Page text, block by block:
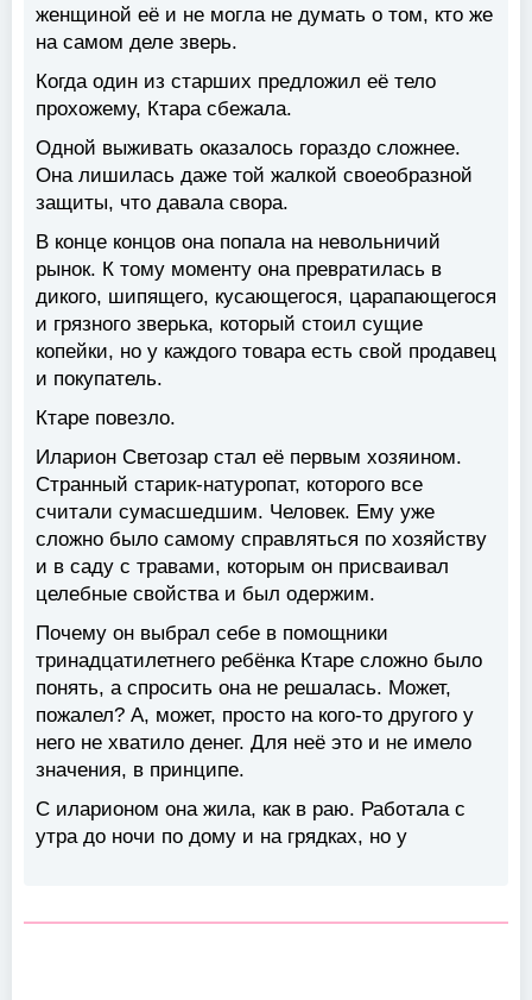
женщиной её и не могла не думать о том, кто же
на самом деле зверь.
Когда один из старших предложил её тело
прохожему, Ктара сбежала.
Одной выживать оказалось гораздо сложнее.
Она лишилась даже той жалкой своеобразной
защиты, что давала свора.
В конце концов она попала на невольничий
рынок. К тому моменту она превратилась в
дикого, шипящего, кусающегося, царапающегося
и грязного зверька, который стоил сущие
копейки, но у каждого товара есть свой продавец
и покупатель.
Ктаре повезло.
Иларион Светозар стал её первым хозяином.
Странный старик-натуропат, которого все
считали сумасшедшим. Человек. Ему уже
сложно было самому справляться по хозяйству
и в саду с травами, которым он присваивал
целебные свойства и был одержим.
Почему он выбрал себе в помощники
тринадцатилетнего ребёнка Ктаре сложно было
понять, а спросить она не решалась. Может,
пожалел? А, может, просто на кого-то другого у
него не хватило денег. Для неё это и не имело
значения, в принципе.
С иларионом она жила, как в раю. Работала с
утра до ночи по дому и на грядках, но у